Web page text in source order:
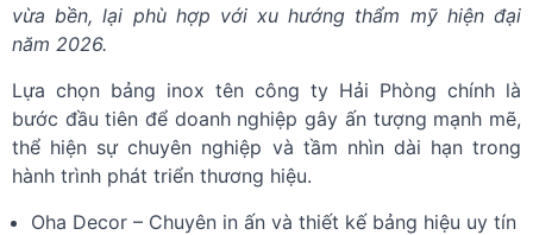
vừa bền, lại phù hợp với xu hướng thẩm mỹ hiện đại
năm 2026.
Lựa chọn bảng inox tên công ty Hải Phòng chính là
bước đầu tiên để doanh nghiệp gây ấn tượng mạnh mẽ,
thể hiện sự chuyên nghiệp và tầm nhìn dài hạn trong
hành trình phát triển thương hiệu.
Oha Decor – Chuyên in ấn và thiết kế bảng hiệu uy tín